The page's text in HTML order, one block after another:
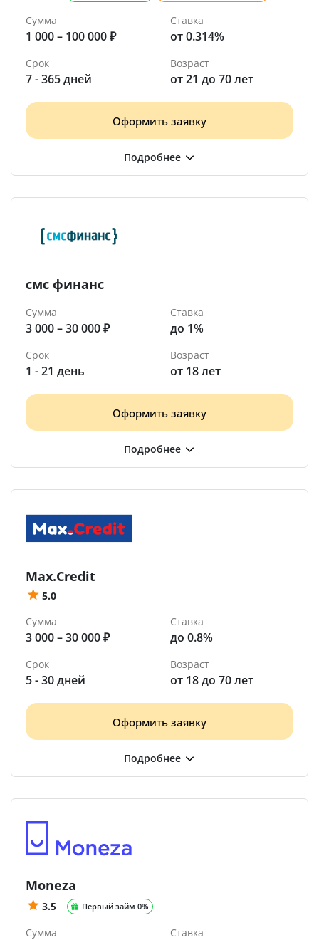
Сумма
1 000 – 100 000 ₽
Ставка
от 0.314%
Срок
7 - 365 дней
Возраст
от 21 до 70 лет
Оформить заявку
смс финанс
Сумма
3 000 – 30 000 ₽
Ставка
до 1%
Срок
1 - 21 день
Возраст
от 18 лет
Оформить заявку
Max.Credit
5.0
Сумма
3 000 – 30 000 ₽
Ставка
до 0.8%
Срок
5 - 30 дней
Возраст
от 18 до 70 лет
Оформить заявку
Moneza
3.5 Первый займ 0%
Сумма Ставка